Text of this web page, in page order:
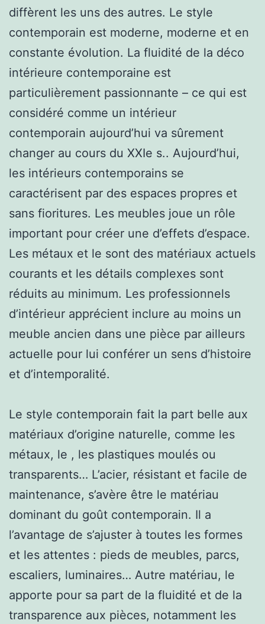
diffèrent les uns des autres. Le style
contemporain est moderne, moderne et en
constante évolution. La fluidité de la déco
intérieure contemporaine est
particulièrement passionnante – ce qui est
considéré comme un intérieur
contemporain aujourd’hui va sûrement
changer au cours du XXIe s.. Aujourd’hui,
les intérieurs contemporains se
caractérisent par des espaces propres et
sans fioritures. Les meubles joue un rôle
important pour créer une d’effets d’espace.
Les métaux et le sont des matériaux actuels
courants et les détails complexes sont
réduits au minimum. Les professionnels
d’intérieur apprécient inclure au moins un
meuble ancien dans une pièce par ailleurs
actuelle pour lui conférer un sens d’histoire
et d’intemporalité.
Le style contemporain fait la part belle aux
matériaux d’origine naturelle, comme les
métaux, le , les plastiques moulés ou
transparents… L’acier, résistant et facile de
maintenance, s’avère être le matériau
dominant du goût contemporain. Il a
l’avantage de s’ajuster à toutes les formes
et les attentes : pieds de meubles, parcs,
escaliers, luminaires… Autre matériau, le
apporte pour sa part de la fluidité et de la
transparence aux pièces, notamment les